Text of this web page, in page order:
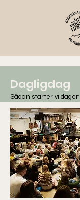
Dagligdag
Sådan starter vi dagen